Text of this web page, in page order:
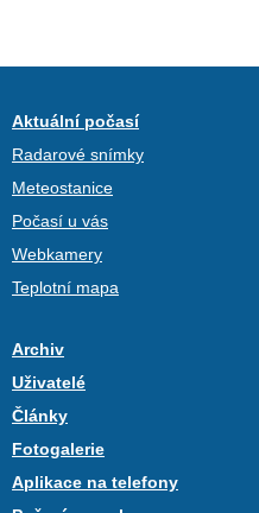
Aktuální počasí
Radarové snímky
Meteostanice
Počasí u vás
Webkamery
Teplotní mapa
Archiv
Uživatelé
Články
Fotogalerie
Aplikace na telefony